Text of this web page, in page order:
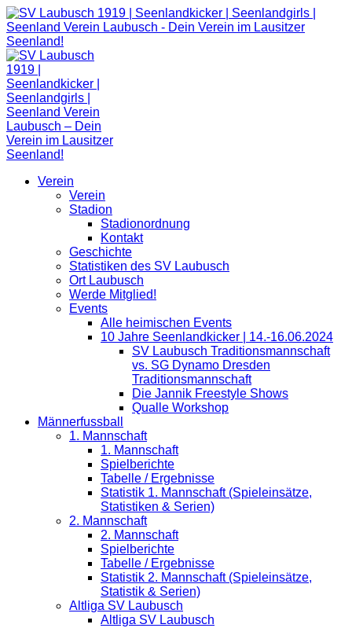
Zum
Inhalt
springen
Verein
Verein
Stadion
Stadionordnung
Kontakt
Geschichte
Statistiken des SV Laubusch
Ort Laubusch
Werde Mitglied!
Events
Alle heimischen Events
10 Jahre Seenlandkicker | 14.-16.06.2024
SV Laubusch Traditionsmannschaft
vs. SG Dynamo Dresden
Traditionsmannschaft
Die Jannik Freestyle Shows
Qualle Workshop
Männerfussball
1. Mannschaft
1. Mannschaft
Spielberichte
Tabelle / Ergebnisse
Statistik 1. Mannschaft (Spieleinsätze,
Statistiken & Serien)
2. Mannschaft
2. Mannschaft
Spielberichte
Tabelle / Ergebnisse
Statistik 2. Mannschaft (Spieleinsätze,
Statistik & Serien)
Altliga SV Laubusch
Altliga SV Laubusch